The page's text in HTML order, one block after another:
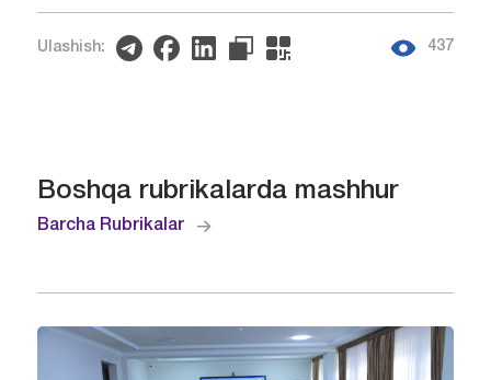
Ulashish: 437
Boshqa rubrikalarda mashhur
Barcha Rubrikalar